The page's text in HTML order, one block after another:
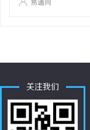
易通网
关注我们